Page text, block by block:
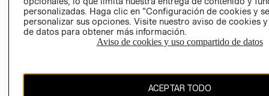
personalizadas. Haga clic en “Configuración de cookies y
personalizar sus opciones. Visite nuestro aviso de cookies
de datos para obtener más información.
Aviso de cookies y uso compartido de datos
ACEPTAR TODO